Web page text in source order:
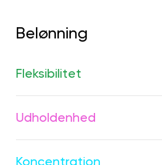
Belønning
Fleksibilitet
Udholdenhed
Koncentration